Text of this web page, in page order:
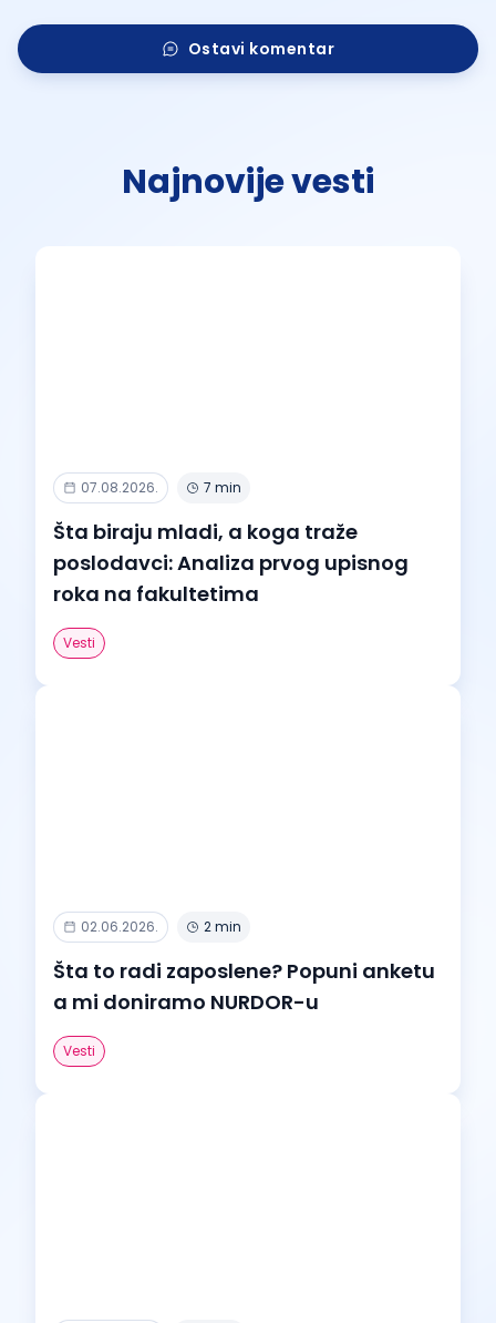
Ostavi komentar
Najnovije vesti
07.08.2026. 7 min
Šta biraju mladi, a koga traže
poslodavci: Analiza prvog upisnog
roka na fakultetima
Vesti
02.06.2026. 2 min
Šta to radi zaposlene? Popuni anketu
a mi doniramo NURDOR-u
Vesti